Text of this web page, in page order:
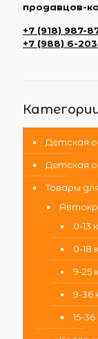
продавцов-
+7 (918) 987-
+7 (988) 6-
Детская
Детская
Товары
0-13
0-18
9-25
9-36
15-